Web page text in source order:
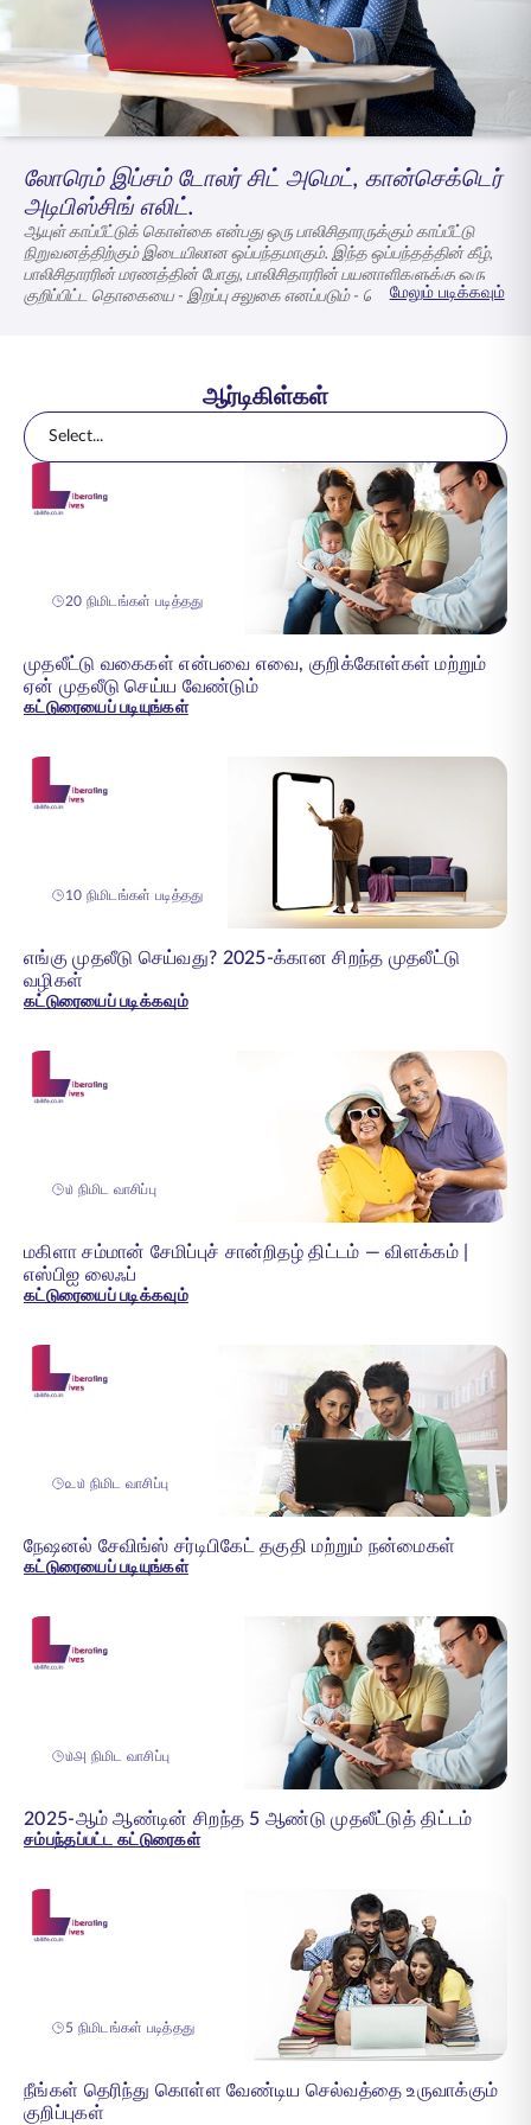
ENGLISH
ஆன்லைனில் வாங்குங்கள் பிரீமியம் செலுத்துங்கள்
1800 267 9090
லோரெம் இப்சம் டோலர் சிட் அமெட், கான்செக்டெர்
அடிபிஸ்சிங் எலிட்.
ஆயுள் காப்பீட்டுக் கொள்கை என்பது ஒரு பாலிசிதாரருக்கும் காப்பீட்டு
நிறுவனத்திற்கும் இடையிலான ஒப்பந்தமாகும். இந்த ஒப்பந்தத்தின் கீழ்,
பாலிசிதாரரின் மரணத்தின் போது, பாலிசிதாரரின் பயனாளிகளுக்கு ஒரு
குறிப்பிட்ட தொகையை - இறப்பு சலுகை எனப்படும் - செலுத்த காப்பீட்டு
மேலும் படிக்கவும்
ஆர்டிகிள்கள்
Select...
20 நிமிடங்கள் படித்தது
முதலீட்டு வகைகள் என்பவை எவை, குறிக்கோள்கள் மற்றும்
ஏன் முதலீடு செய்ய வேண்டும்
கட்டுரையைப் படியுங்கள்
10 நிமிடங்கள் படித்தது
எங்கு முதலீடு செய்வது? 2025-க்கான சிறந்த முதலீட்டு
வழிகள்
கட்டுரையைப் படிக்கவும்
௰ நிமிட வாசிப்பு
மகிளா சம்மான் சேமிப்புச் சான்றிதழ் திட்டம் — விளக்கம் |
எஸ்பிஐ லைஃப்
கட்டுரையைப் படிக்கவும்
௨௰ நிமிட வாசிப்பு
நேஷனல் சேவிங்ஸ் சர்டிபிகேட் தகுதி மற்றும் நன்மைகள்
கட்டுரையைப் படியுங்கள்
௰௮ நிமிட வாசிப்பு
2025-ஆம் ஆண்டின் சிறந்த 5 ஆண்டு முதலீட்டுத் திட்டம்
சம்பந்தப்பட்ட கட்டுரைகள்
5 நிமிடங்கள் படித்தது
நீங்கள் தெரிந்து கொள்ள வேண்டிய செல்வத்தை உருவாக்கும்
குறிப்புகள்